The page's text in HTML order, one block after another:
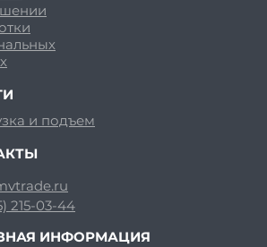
и подъем
215-03-44
ИНФОРМАЦИЯ